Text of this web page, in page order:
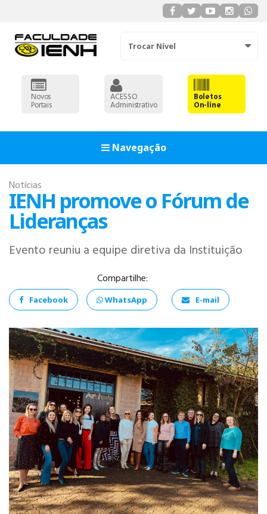
Trocar Nível
Novos
Portais
ACESSO
Administrativo
Boletos
On-line
Navegação
ANÁLISE E
DESENVOLVIMENTO
DE SISTEMAS
PSICOLOGIA
Notícias
IENH promove o Fórum de
Lideranças
Evento reuniu a equipe diretiva da Instituição
Compartilhe:
Facebook WhatsApp E-mail